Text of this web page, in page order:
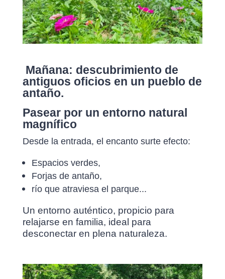
Mañana: descubrimiento de
antiguos oficios en un pueblo de
antaño.
Pasear por un entorno natural
magnífico
Desde la entrada, el encanto surte efecto:
Espacios verdes,
Forjas de antaño,
río que atraviesa el parque...
Un entorno auténtico, propicio para
relajarse en familia, ideal para
desconectar en plena naturaleza.